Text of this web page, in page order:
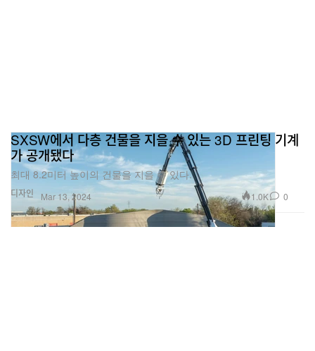
디자인
SXSW에서 다층 건물을 지을 수 있는 3D 프린팅 기계
가 공개됐다
최대 8.2미터 높이의 건물을 지을 수 있다.
Mar 13, 2024 1.0K 0